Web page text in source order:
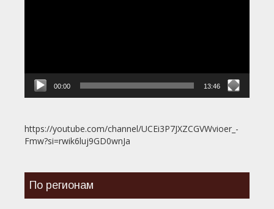
00:00 13:46
https://youtube.com/channel/UCEi3P7JXZCGVWvioer_-
Fmw?si=rwik6luj9GD0wnJa
По регионам